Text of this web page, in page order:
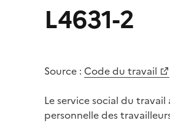
L4631-2
Source : Code du travail
Le service social du
personnelle des